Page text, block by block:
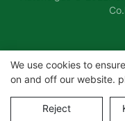
We use cookies to
on and off our website.
Reject